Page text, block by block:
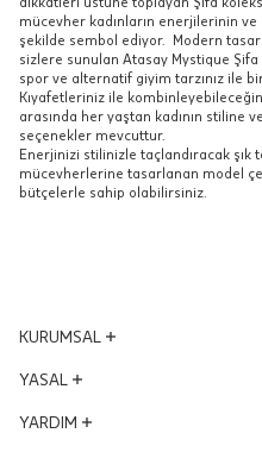
mücevher kadınların enerjilerinin
şekilde sembol ediyor. Modern
sizlere sunulan Atasay Mystique
spor ve alternatif giyim tarzınız ile
Kıyafetleriniz ile
arasında her yaştan kadının stiline
seçenekler mevcuttur.
Enerjinizi stilinizle taçlandıracak şık
mücevherlerine tasarlanan model
bütçelerle sahip olabilirsiniz.
KURUMSAL
Yönetim Kurulu
Dünden Bugüne
YASAL
KVKK Aydınlatma Metni
YARDIM